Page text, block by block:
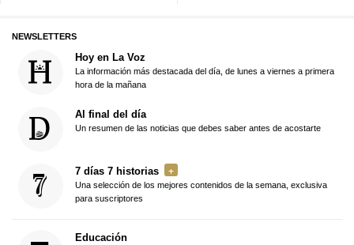
NEWSLETTERS
Hoy en La Voz
La información más destacada del día, de lunes a viernes a primera
hora de la mañana
Al final del día
Un resumen de las noticias que debes saber antes de acostarte
7 días 7 historias
Una selección de los mejores contenidos de la semana, exclusiva
para suscriptores
Educación